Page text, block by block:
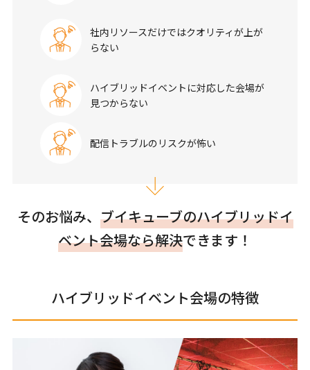
社内リソースだけではクオリティが上が
らない
ハイブリッドイベントに対応した会場が
見つからない
配信トラブルのリスクが怖い
そのお悩み、 ブイキューブのハイブリッドイ
ベント会場なら解決できます！
ハイブリッドイベント会場の特徴